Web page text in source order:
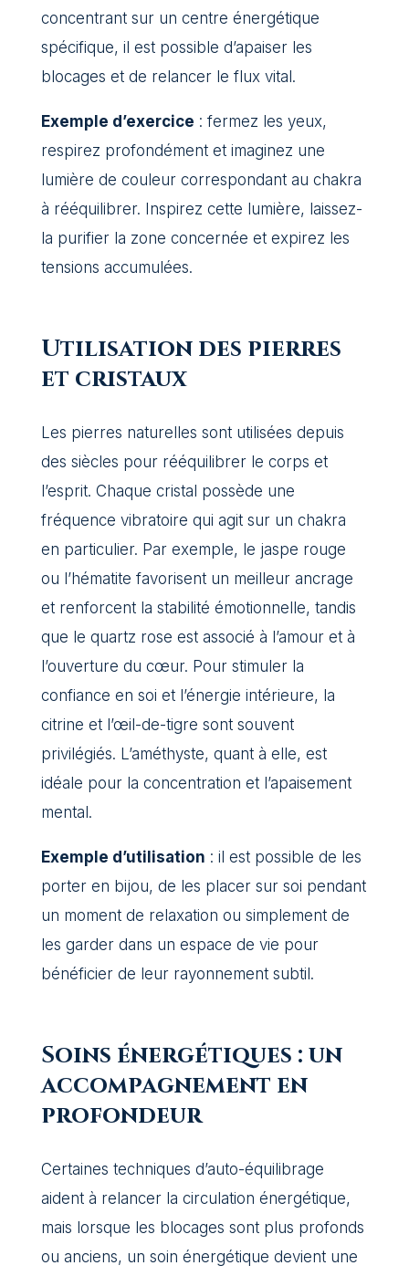
concentrant sur un centre énergétique
spécifique, il est possible d’apaiser les
blocages et de relancer le flux vital.
Exemple d’exercice : fermez les yeux,
respirez profondément et imaginez une
lumière de couleur correspondant au chakra
à rééquilibrer. Inspirez cette lumière, laissez-
la purifier la zone concernée et expirez les
tensions accumulées.
Utilisation des pierres
et cristaux
Les pierres naturelles sont utilisées depuis
des siècles pour rééquilibrer le corps et
l’esprit. Chaque cristal possède une
fréquence vibratoire qui agit sur un chakra
en particulier. Par exemple, le jaspe rouge
ou l’hématite favorisent un meilleur ancrage
et renforcent la stabilité émotionnelle, tandis
que le quartz rose est associé à l’amour et à
l’ouverture du cœur. Pour stimuler la
confiance en soi et l’énergie intérieure, la
citrine et l’œil-de-tigre sont souvent
privilégiés. L’améthyste, quant à elle, est
idéale pour la concentration et l’apaisement
mental.
Exemple d’utilisation : il est possible de les
porter en bijou, de les placer sur soi pendant
un moment de relaxation ou simplement de
les garder dans un espace de vie pour
bénéficier de leur rayonnement subtil.
Soins énergétiques : un
accompagnement en
profondeur
Certaines techniques d’auto-équilibrage
aident à relancer la circulation énergétique,
mais lorsque les blocages sont plus profonds
ou anciens, un soin énergétique devient une